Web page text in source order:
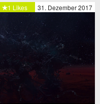
31. Dezember 2017
1 Likes